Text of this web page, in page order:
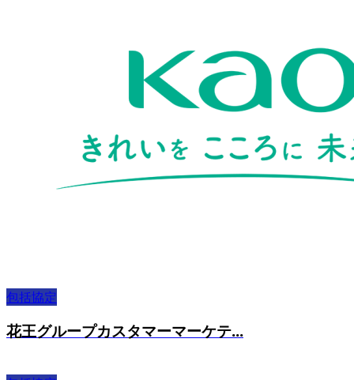
包括協定
花王グループカスタマーマーケテ...